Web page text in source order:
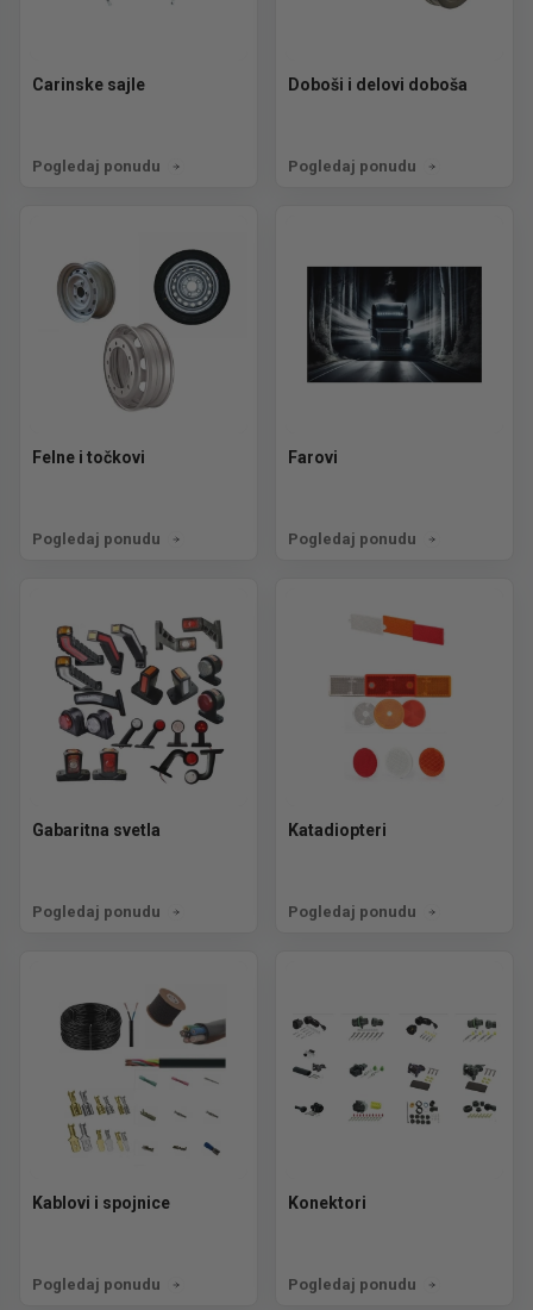
Carinske sajle
Pogledaj ponudu
Doboši i delovi doboša
Pogledaj ponudu
Felne i točkovi
Pogledaj ponudu
Farovi
Pogledaj ponudu
Gabaritna svetla
Pogledaj ponudu
Katadiopteri
Pogledaj ponudu
Kablovi i spojnice
Pogledaj ponudu
Konektori
Pogledaj ponudu